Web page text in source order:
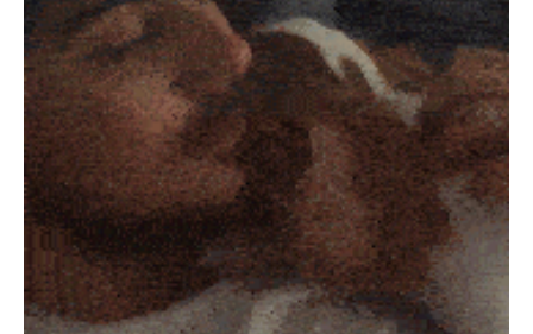
閉じる
pecodogs
いぬ部をフォロー
pecocats
ねこ部をフォロー
アプリをダウンロードする